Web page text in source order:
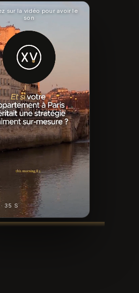
sur la vidéo pour avoir le
son
35 S